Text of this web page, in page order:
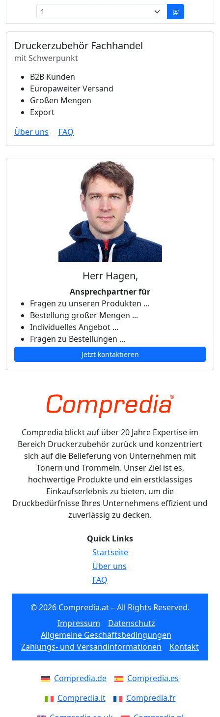
Druckerzubehör Fachhandel
mit Schwerpunkt
B2B Kunden
Europaweiter Versand
Großen Mengen
Export
Über uns
FAQ
Herr Hagen,
Ansprechpartner für
Fragen zu unseren Produkten ...
Bestellung großer Mengen ...
Individuelles Angebot ...
Fragen zu Bestellungen ...
Jetzt kontaktieren
Compredia blickt auf über 20 Jahre Expertise im
Bereich Druckerzubehör zurück und konzentriert
sich auf die Belieferung von Unternehmen mit
Tonern und Trommeln. Unser Ziel ist es,
hochwertige Produkte und ein erstklassiges
Einkaufserlebnis zu bieten, um die
Druckbedürfnisse Ihres Unternehmens effizient und
zuverlässig zu decken.
Quick Links
Startseite
Über uns
FAQ
© 2026 Compredia.at – All Rights Reserved.
Impressum
Datenschutz
Allgemeine Geschäftsbedingungen
Zahlungs- und Versandinformationen
Kontakt
Compredia.de
Compredia.es
Compredia.it
Compredia.fr